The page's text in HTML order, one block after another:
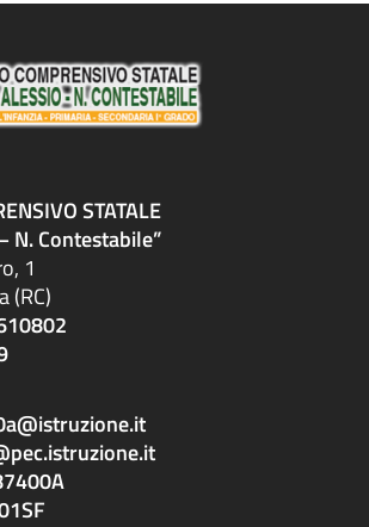
STATALE
N. Contestabile”
1
(RC)